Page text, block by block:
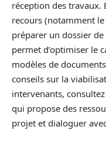
réception des travaux.
recours (notamment
préparer un dossier
permet d’optimiser le
modèles de
conseils sur la
intervenants, consultez
qui propose des
projet et dialoguer